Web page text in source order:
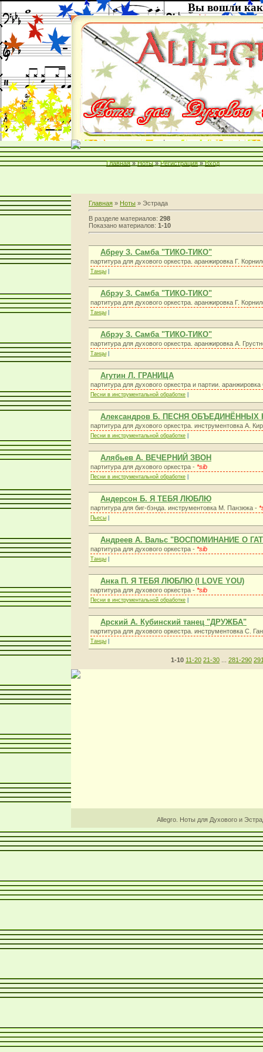
Вы вошли как
Главная » Ноты » Регистрация » Вход
Главная » Ноты » Эстрада
В разделе материалов: 298
Показано материалов: 1-10
Абреу З. Самба "ТИКО-ТИКО"
партитура для духового оркестра. аранжировка Г.
Танцы
Абрэу З. Самба "ТИКО-ТИКО"
партитура для духового оркестра. аранжировка Г.
Танцы
Абрэу З. Самба "ТИКО-ТИКО"
партитура для духового оркестра. аранжировка А.
Танцы
Агутин Л. ГРАНИЦА
партитура для духового оркестра и партии.
Песни в инструментальной обработке
Александров Б. ПЕСНЯ ОБЪЕДИНЁННЫХ
партитура для духового оркестра. инструментовка А.
Песни в инструментальной обработке
Алябьев А. ВЕЧЕРНИЙ ЗВОН
партитура для духового оркестра - *sib
Песни в инструментальной обработке
Андерсон Б. Я ТЕБЯ ЛЮБЛЮ
партитура для биг-бэнда. инструментовка М. Панзюка -
Пьесы
Андреев А. Вальс "ВОСПОМИНАНИЕ О
партитура для духового оркестра - *sib
Танцы
Анка П. Я ТЕБЯ ЛЮБЛЮ (I LOVE YOU)
партитура для духового оркестра - *sib
Песни в инструментальной обработке
Арский А. Кубинский танец "ДРУЖБА"
партитура для духового оркестра. инструментовка С.
Танцы
1-10 11-20 21-30 281-290
Allegro. Ноты для Духового и